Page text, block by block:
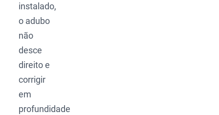
instalado,
o adubo
não
desce
direito e
corrigir
em
profundidade